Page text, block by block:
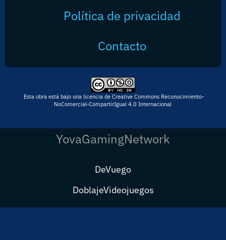
Política de privacidad
Contacto
Esta obra está bajo una licencia de Creative Commons Reconocimiento-
NoComercial-CompartirIgual 4.0 Internacional
YovaGamingNetwork
DeVuego
DoblajeVideojuegos